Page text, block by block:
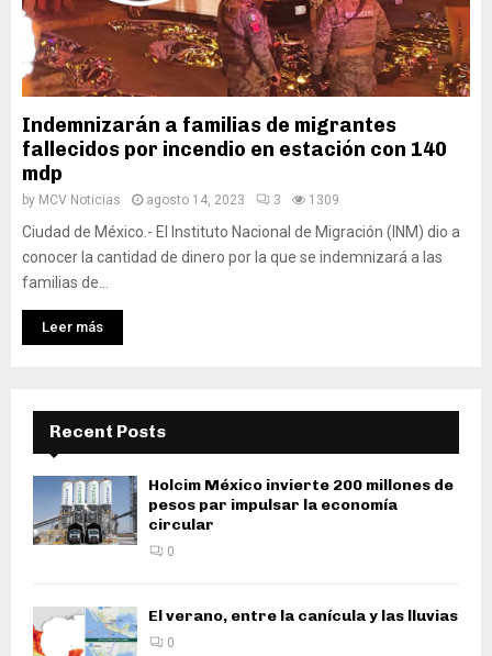
Indemnizarán a familias de migrantes
fallecidos por incendio en estación con 140
mdp
by MCV Noticias agosto 14, 2023 3 1309
Ciudad de México.- El Instituto Nacional de Migración (INM) dio a
conocer la cantidad de dinero por la que se indemnizará a las
familias de...
Leer más
Recent Posts
Holcim México invierte 200 millones de
pesos par impulsar la economía
circular
0
El verano, entre la canícula y las lluvias
0